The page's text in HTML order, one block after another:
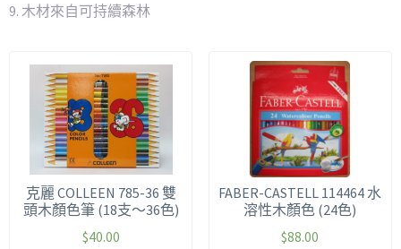
9. 木材來自可持續森林
克麗 COLLEEN 785-36 雙
頭木顏色筆 (18支～36色)
$40.00
FABER-CASTELL 114464 水
溶性木顏色 (24色)
$88.00